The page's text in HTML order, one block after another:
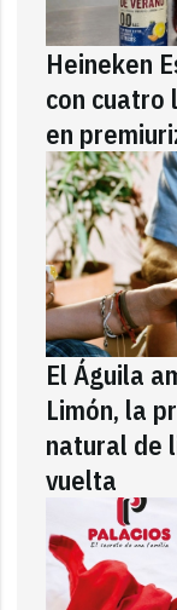
Heineken
con cuatro
en
El Águila
Limón, la
natural de
vuelta